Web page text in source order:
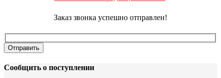
Заказ звонка успешно отправлен!
Сообщить о поступлении